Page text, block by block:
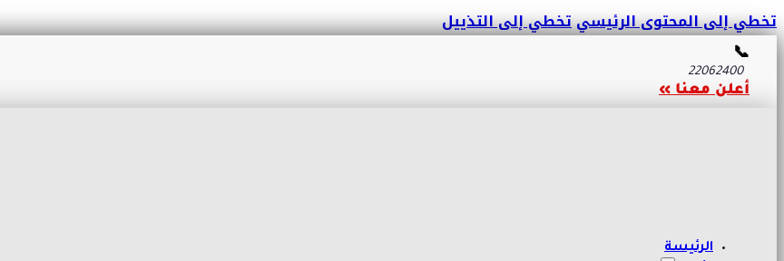
تخطي إلى المحتوى الرئيسيتخطي إلى التذييل
📞
22062400
أعلن معنا »
الرئيسة